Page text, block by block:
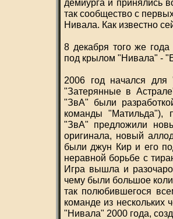
демиурга и принялись
так сообщество с
Нивала. Как известно
8 декабря того же года
под крылом "Нивала" -
2006 год начался
"Затерянные в
"ЗвА" были
команды "Матильда"),
"ЗвА" предложили
оригинала, новый
были джун Кир и его
неравной борьбе с
Игра вышла и
чему были большое
так полюбившегося
команде из нескольких
"Нивала" 2000 года,